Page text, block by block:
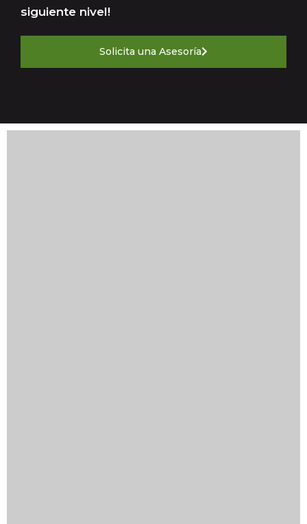
siguiente nivel!
Solicita una Asesoría